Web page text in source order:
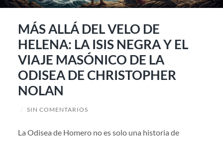
MÁS ALLÁ DEL VELO DE
HELENA: LA ISIS NEGRA Y EL
VIAJE MASÓNICO DE LA
ODISEA DE CHRISTOPHER
NOLAN
/ SIN COMENTARIOS
La Odisea de Homero no es solo una historia de